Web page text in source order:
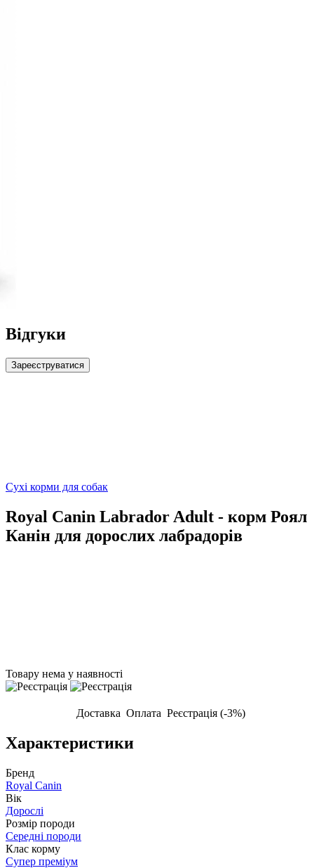
Відгуки
Зареєструватися
Сухі корми для собак
Royal Canin Labrador Adult - корм Роял
Канін для дорослих лабрадорів
Товару нема у наявності
Доставка Оплата Реєстрація (-3%)
Характеристики
Бренд
Royal Canin
Вік
Дорослі
Розмір породи
Середні породи
Клас корму
Супер преміум